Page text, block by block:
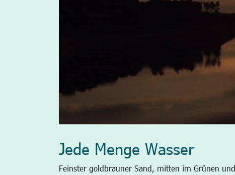
Jede Menge Wasser
Feinster goldbrauner Sand, mitten im Grünen